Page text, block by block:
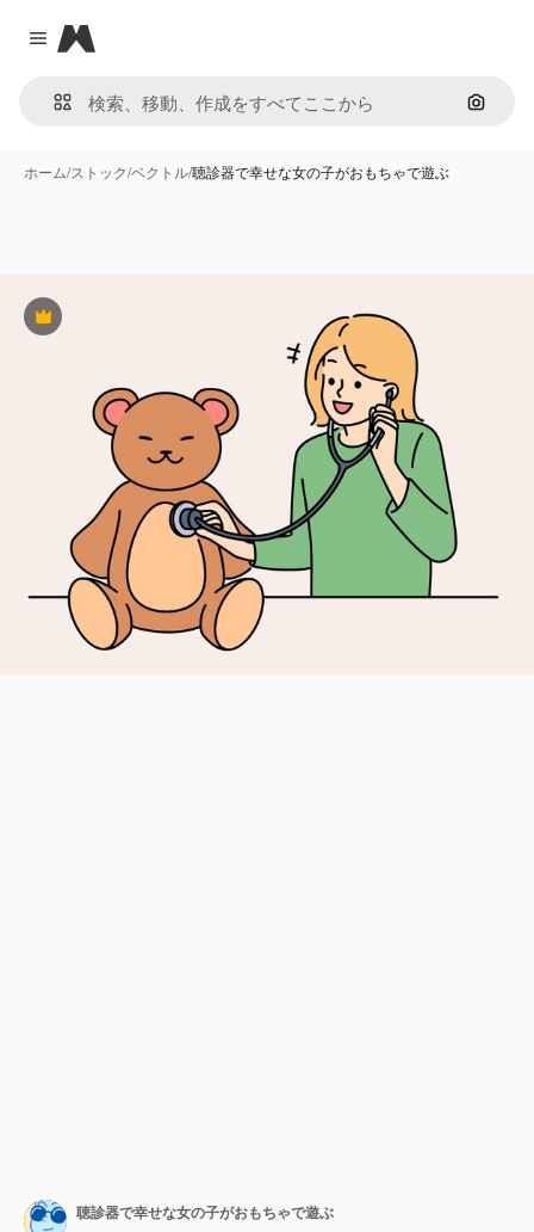
Close menu
Magnific
画像で
ホーム/ストック/ベクトル/聴診器で幸せな女の子がおもちゃで遊ぶ
Premium
聴診器で幸せな女の子がおもちゃで遊ぶ